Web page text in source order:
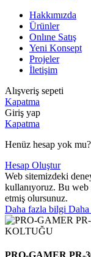
Hakkımızda
Ürünler
Onlıne Satış
Yeni Konsept
Projeler
İletişim
Alışveriş sepeti
Kapatma
Giriş yap
Kapatma
Henüz hesap yok mu?
Hesap Oluştur
Web sitemizdeki
kullanıyoruz. Bu web
etmiş olursunuz.
Daha fazla bilgi